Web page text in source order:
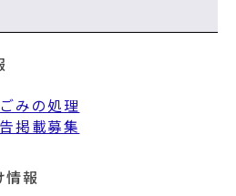
みの処理
掲載募集
情報